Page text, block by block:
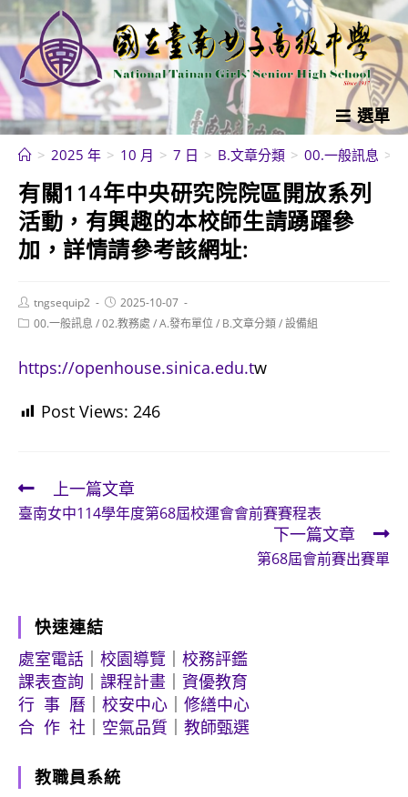
跳
轉
至
主
要
內
選單
> 2025 年 > 10 月 > 7 日 > B.文章分類 > 00.一般訊息 >
有關114年中央研究院院區開放系列
活動，有興趣的本校師生請踴躍參
加，詳情請參考該網址:
Post
author:
tngsequip2
Post
published:
2025-10-07
Post00.一般訊息 /02.教務處 /A.發布單位/ B.文章分類/設備組
https://openhouse.sinica.edu.tw
Post Views: 246
Read
more
上一篇文章
臺南女中114學年度第68屆校運會會前賽賽程表
下一篇文章
第68屆會前賽出賽單
快速連結
處室電話
校園導覽
校務評鑑
課表查詢
課程計畫
資優教育
行 事 曆
校安中心
修繕中心
合 作 社
空氣品質 教師甄選
教職員系統